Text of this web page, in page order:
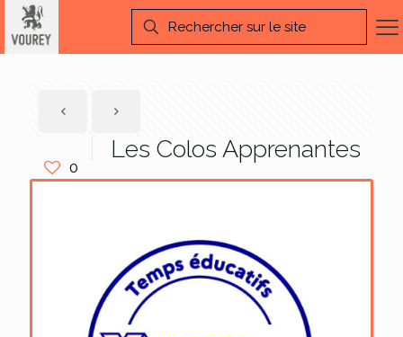
0
Les Colos Apprenantes